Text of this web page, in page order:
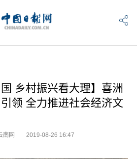
国 乡村振兴看大理】喜洲
领 全力推进社会经济文
南网 2019-08-26 16:47